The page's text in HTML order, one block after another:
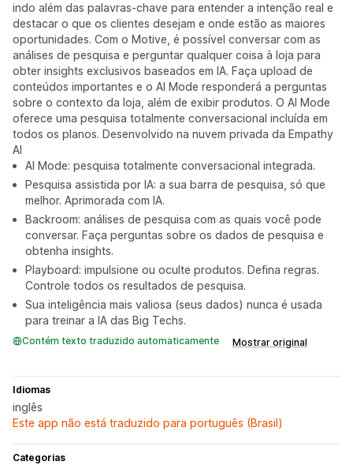
indo além das palavras-chave para entender a intenção real e
destacar o que os clientes desejam e onde estão as maiores
oportunidades. Com o Motive, é possível conversar com as
análises de pesquisa e perguntar qualquer coisa à loja para
obter insights exclusivos baseados em IA. Faça upload de
conteúdos importantes e o AI Mode responderá a perguntas
sobre o contexto da loja, além de exibir produtos. O AI Mode
oferece uma pesquisa totalmente conversacional incluída em
todos os planos. Desenvolvido na nuvem privada da Empathy
AI
AI Mode: pesquisa totalmente conversacional integrada.
Pesquisa assistida por IA: a sua barra de pesquisa, só que
melhor. Aprimorada com IA.
Backroom: análises de pesquisa com as quais você pode
conversar. Faça perguntas sobre os dados de pesquisa e
obtenha insights.
Playboard: impulsione ou oculte produtos. Defina regras.
Controle todos os resultados de pesquisa.
Sua inteligência mais valiosa (seus dados) nunca é usada
para treinar a IA das Big Techs.
Contém texto traduzido automaticamente Mostrar original
Idiomas
inglês
Este app não está traduzido para português (Brasil)
Categorias